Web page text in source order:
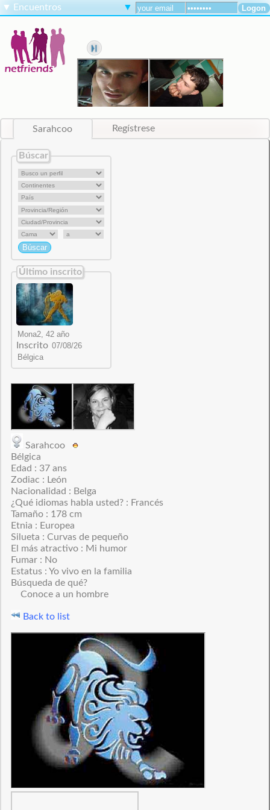
▼ Encuentros ▼
Sarahcoo Regístrese
Búscar
Último inscrito
Inscrito
Sarahcoo
Bélgica
Edad : 37 ans
Zodiac : León
Nacionalidad : Belga
¿Qué idiomas habla usted? : Francés
Tamaño : 178 cm
Etnia : Europea
Silueta : Curvas de pequeño
El más atractivo : Mi humor
Fumar : No
Estatus : Yo vivo en la familia
Búsqueda de qué?
Conoce a un hombre
Back to list